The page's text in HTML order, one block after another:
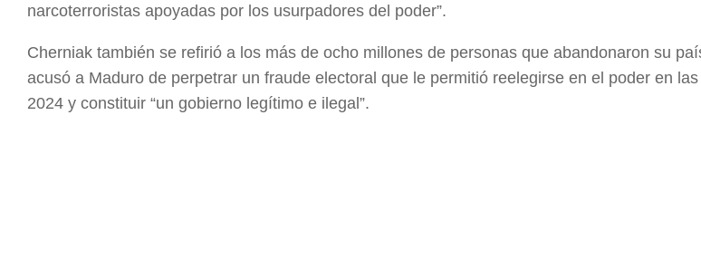
narcoterroristas apoyadas por los usurpadores del poder”.
Cherniak también se refirió a los más de ocho millones de personas que abandonaron su
acusó a Maduro de perpetrar un fraude electoral que le permitió reelegirse en el poder en
2024 y constituir “un gobierno legítimo e ilegal”.